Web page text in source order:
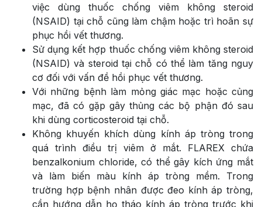
việc dùng thuốc chống viêm không steroid
(NSAID) tại chỗ cũng làm chậm hoặc trì hoãn sự
phục hồi vết thương.
Sử dụng kết hợp thuốc chống viêm không steroid
(NSAID) và steroid tại chỗ có thể làm tăng nguy
cơ đối với vấn đề hồi phục vết thương.
Với những bệnh làm mỏng giác mạc hoặc củng
mạc, đã có gặp gây thủng các bộ phận đó sau
khi dùng corticosteroid tại chỗ.
Không khuyến khích dùng kính áp tròng trong
quá trình điều trị viêm ở mắt. FLAREX chứa
benzalkonium chloride, có thể gây kích ứng mắt
và làm biến màu kính áp tròng mềm. Trong
trường hợp bệnh nhân được đeo kính áp tròng,
cần hướng dẫn họ tháo kính áp tròng trước khi